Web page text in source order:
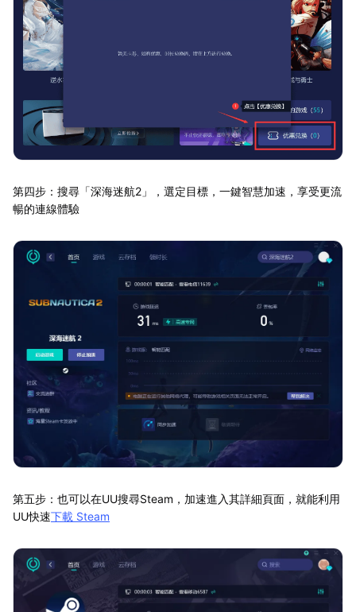
第四步：搜尋「深海迷航2」，選定目標，一鍵智慧加速，享受更流
暢的連線體驗
第五步：也可以在UU搜尋Steam，加速進入其詳細頁面，就能利用
UU快速下載 Steam